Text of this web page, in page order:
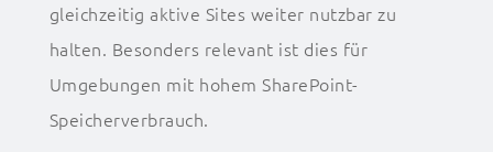
gleichzeitig aktive Sites weiter nutzbar zu
halten. Besonders relevant ist dies für
Umgebungen mit hohem SharePoint-
Speicherverbrauch.